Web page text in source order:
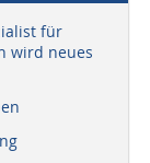
für
wird neues